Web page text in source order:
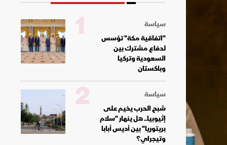
سياسة
"اتفاقية مكة" تؤسس
لدفاع مشترك بين
السعودية وتركيا
وباكستان
1
سياسة
شبح الحرب يخيم على
إثيوبيا.. هل ينهار "سلام
بريتوريا" بين أديس أبابا
وتيجراي؟
2